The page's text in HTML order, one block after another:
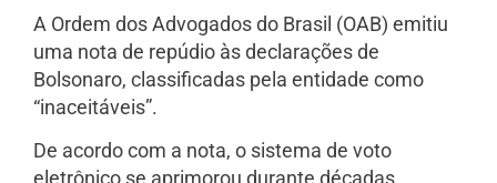
A Ordem dos Advogados do Brasil (OAB) emitiu
uma nota de repúdio às declarações de
Bolsonaro, classificadas pela entidade como
“inaceitáveis”.
De acordo com a nota, o sistema de voto
eletrônico se aprimorou durante décadas,